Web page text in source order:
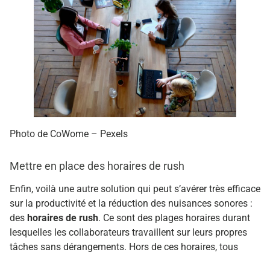
Photo de CoWome – Pexels
Mettre en place des horaires de rush
Enfin, voilà une autre solution qui peut s’avérer très efficace
sur la productivité et la réduction des nuisances sonores :
des horaires de rush. Ce sont des plages horaires durant
lesquelles les collaborateurs travaillent sur leurs propres
tâches sans dérangements. Hors de ces horaires, tous